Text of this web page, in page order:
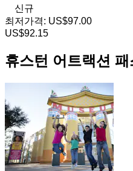
신규
최저가격: US$97.00
US$92.15
휴스턴 어트랙션 패